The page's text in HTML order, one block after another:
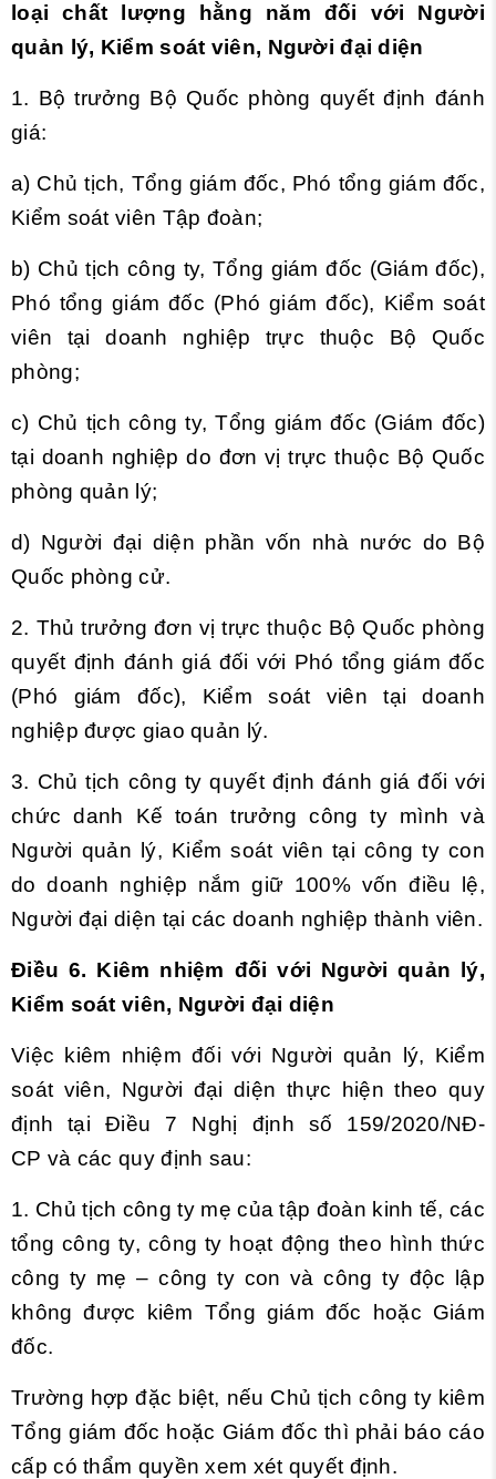
loại chất lượng hằng năm đối với Người
quản lý, Kiểm soát viên, Người đại diện
1. Bộ trưởng Bộ Quốc phòng quyết định đánh
giá:
a) Chủ tịch, Tổng giám đốc, Phó tổng giám đốc,
Kiểm soát viên Tập đoàn;
b) Chủ tịch công ty, Tổng giám đốc (Giám đốc),
Phó tổng giám đốc (Phó giám đốc), Kiểm soát
viên tại doanh nghiệp trực thuộc Bộ Quốc
phòng;
c) Chủ tịch công ty, Tổng giám đốc (Giám đốc)
tại doanh nghiệp do đơn vị trực thuộc Bộ Quốc
phòng quản lý;
d) Người đại diện phần vốn nhà nước do Bộ
Quốc phòng cử.
2. Thủ trưởng đơn vị trực thuộc Bộ Quốc phòng
quyết định đánh giá đối với Phó tổng giám đốc
(Phó giám đốc), Kiểm soát viên tại doanh
nghiệp được giao quản lý.
3. Chủ tịch công ty quyết định đánh giá đối với
chức danh Kế toán trưởng công ty mình và
Người quản lý, Kiểm soát viên tại công ty con
do doanh nghiệp nắm giữ 100% vốn điều lệ,
Người đại diện tại các doanh nghiệp thành viên.
Điều 6. Kiêm nhiệm đối với Người quản lý,
Kiểm soát viên, Người đại diện
Việc kiêm nhiệm đối với Người quản lý, Kiểm
soát viên, Người đại diện thực hiện theo quy
định tạiĐiều 7 Nghị định số 159/2020/NĐ-
CP và các quy định sau:
1. Chủ tịch công ty mẹ của tập đoàn kinh tế, các
tổng công ty, công ty hoạt động theo hình thức
công ty mẹ – công ty con và công ty độc lập
không được kiêm Tổng giám đốc hoặc Giám
đốc.
Trường hợp đặc biệt, nếu Chủ tịch công ty kiêm
Tổng giám đốc hoặc Giám đốc thì phải báo cáo
cấp có thẩm quyền xem xét quyết định.